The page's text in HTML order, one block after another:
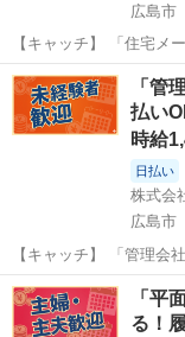
広島市
【キャッチ】 「住宅メ
あり★未経験スタッフ
スワークデビュー歓迎
【コメント】 ＊＊充実
広島 広島市 一
「管
払い
時給
日払い
株式会
広島市
【キャッチ】 「管理会
度あり☆未経験スタッ
から勤務◎シフト制×高時
ント】 ＊＊充実した...
広島 広島市 一
「平
る！